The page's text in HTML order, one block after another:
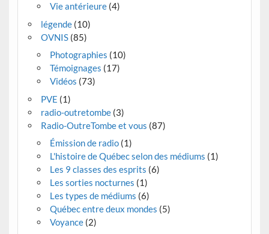
Vie antérieure(4)
légende(10)
OVNIS(85)
Photographies (10)
Témoignages (17)
Vidéos (73)
PVE (1)
radio-outretombe(3)
Radio-OutreTombe et vous (87)
Émission de radio(1)
L'histoire de Québec selon des médiums (1)
Les 9 classes des esprits (6)
Les sorties nocturnes (1)
Les types de médiums (6)
Québec entre deux mondes (5)
Voyance(2)